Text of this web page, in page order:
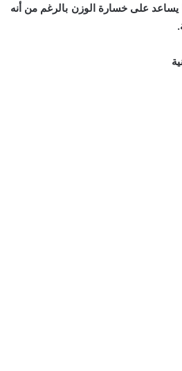
على خسارة الوزن بالرغم من أنه